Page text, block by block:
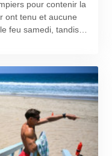
pour contenir la
ont tenu et aucune
feu samedi, tandis
ont annoncé